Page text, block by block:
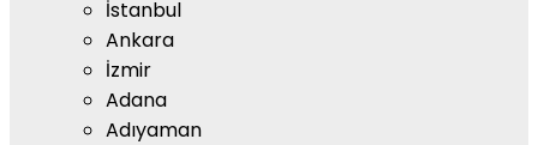
İstanbul
Ankara
İzmir
Adana
Adıyaman